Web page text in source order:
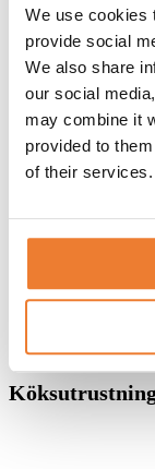
We use cookies
provide social
We also share
our social
may combine it
provided to
of their services.
Dukning
Servering